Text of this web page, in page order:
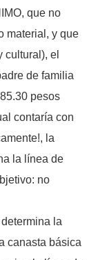
que no
material, y que
cultural), el
de familia
pesos
contaría con
la
la línea de
no
la
canasta básica